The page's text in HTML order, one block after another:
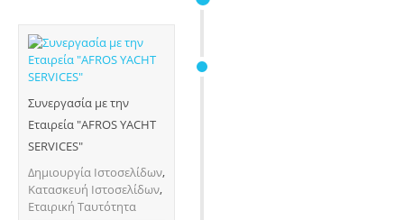
Συνεργασία με την
Εταιρεία "AFROS YACHT
SERVICES"
Δημιουργία Ιστοσελίδων,
Κατασκευή Ιστοσελίδων,
Εταιρική Ταυτότητα